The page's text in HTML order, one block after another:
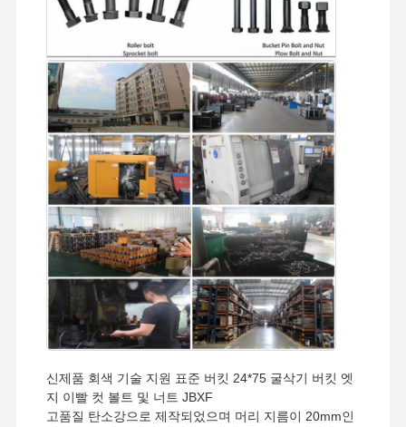
우리 에 관한
것
공장 투어 품질 관리 저희와 연락
뉴스 사례 블로그 견적 요청
트랙 볼트
플러 볼트
트랙 롤러 볼트
신제품 회색 기술 지원 표준 버킷 24*75 굴삭기 버킷 엣
지 이빨 컷 볼트 및 너트 JBXF
고품질 탄소강으로 제작되었으며 머리 지름이 20mm인